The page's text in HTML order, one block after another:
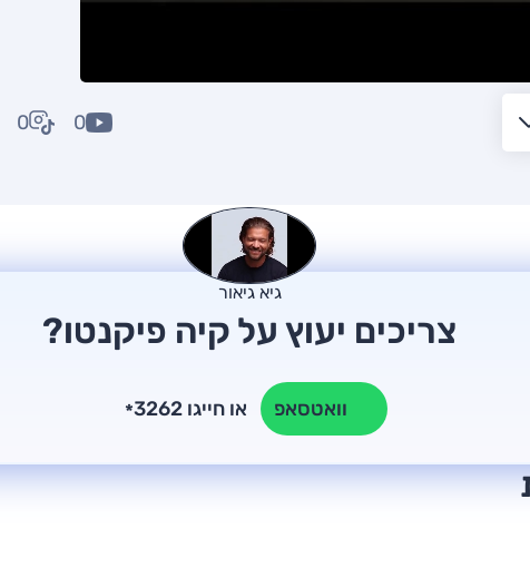
0
0
גיא גיאור
צריכים יעוץ על קיה פיקנטו?
וואטסאפ * או חייגו 3262